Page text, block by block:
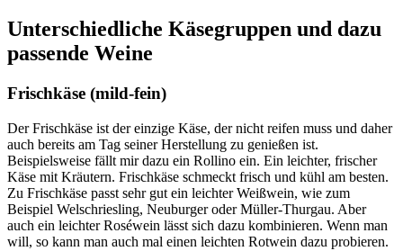
Unterschiedliche Käsegruppen und dazu
passende Weine
Frischkäse (mild-fein)
Der Frischkäse ist der einzige Käse, der nicht reifen muss und daher
auch bereits am Tag seiner Herstellung zu genießen ist.
Beispielsweise fällt mir dazu ein Rollino ein. Ein leichter, frischer
Käse mit Kräutern. Frischkäse schmeckt frisch und kühl am besten.
Zu Frischkäse passt sehr gut ein leichter Weißwein, wie zum
Beispiel Welschriesling, Neuburger oder Müller-Thurgau. Aber
auch ein leichter Roséwein lässt sich dazu kombinieren. Wenn man
will, so kann man auch mal einen leichten Rotwein dazu probieren.